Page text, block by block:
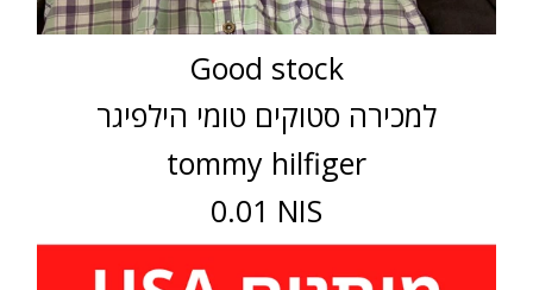
Good stock
למכירה סטוקים טומי הילפיגר
tommy hilfiger
0.01 NIS